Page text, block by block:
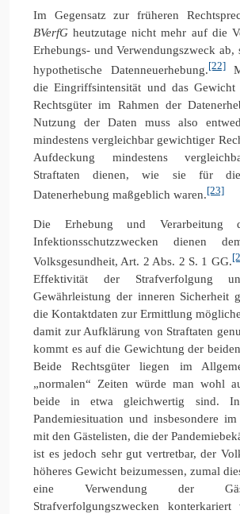
Im Gegensatz zur früheren
BVerfG heutzutage nicht mehr auf die
Erhebungs- und Verwendungszweck ab,
hypothetische Datenneuerhebung.[22]
die Eingriffsintensität und das Gewicht
Rechtsgüter im Rahmen der
Nutzung der Daten muss also
mindestens vergleichbar gewichtiger
Aufdeckung mindestens
Straftaten dienen, wie sie für die
Datenerhebung maßgeblich waren.[23]
Die Erhebung und Verarbeitung
Infektionsschutzzwecken dienen
Volksgesundheit, Art. 2 Abs. 2 S. 1 GG.
Effektivität der Strafverfolgung
Gewährleistung der inneren Sicherheit
die Kontaktdaten zur Ermittlung
damit zur Aufklärung von Straftaten
kommt es auf die Gewichtung der
Beide Rechtsgüter liegen im
„normalen“ Zeiten würde man wohl
beide in etwa gleichwertig sind.
Pandemiesituation und insbesondere im
mit den Gästelisten, die der
ist es jedoch sehr gut vertretbar, der
höheres Gewicht beizumessen, zumal
eine Verwendung der
Strafverfolgungszwecken